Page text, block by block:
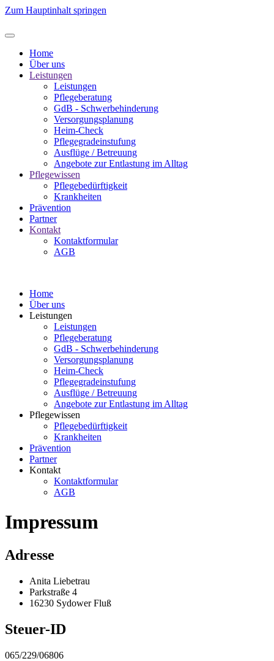
Zum Hauptinhalt springen
Home
Über uns
Leistungen
Leistungen
Pflegeberatung
GdB - Schwerbehinderung
Versorgungsplanung
Heim-Check
Pflegegradeinstufung
Ausflüge / Betreuung
Angebote zur Entlastung im Alltag
Pflegewissen
Pflegebedürftigkeit
Krankheiten
Prävention
Partner
Kontakt
Kontaktformular
AGB
Home
Über uns
Leistungen
Leistungen
Pflegeberatung
GdB - Schwerbehinderung
Versorgungsplanung
Heim-Check
Pflegegradeinstufung
Ausflüge / Betreuung
Angebote zur Entlastung im Alltag
Pflegewissen
Pflegebedürftigkeit
Krankheiten
Prävention
Partner
Kontakt
Kontaktformular
AGB
Impressum
Adresse
Anita Liebetrau
Parkstraße 4
16230 Sydower Fluß
Steuer-ID
065/229/06806